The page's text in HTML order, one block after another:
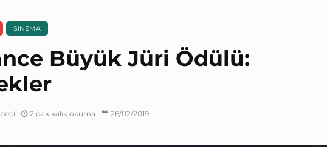
SINEMA
Büyük Jüri Ödülü:
2 dakikalık okuma 26/02/2019